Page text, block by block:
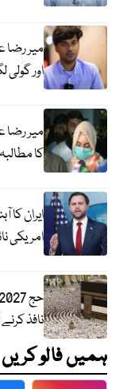
میر
اور
میر رضا
کا
ایران کا
امریکی
نافذ
ہمیں فالو کریں